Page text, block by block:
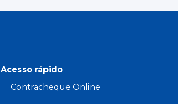
Acesso rápido
Contracheque Online